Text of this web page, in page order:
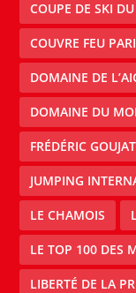
COUPE DE SKI
COUVRE FEU
DOMAINE DE
DOMAINE DU
FRÉDÉRIC GOUJAT
JUMPING
LE CHAMOIS
LE TOP 100 DES
LIBERTÉ DE LA